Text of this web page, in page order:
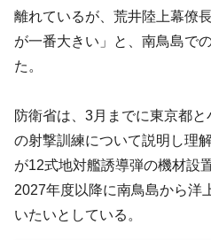
離れているが、荒井陸上幕僚
が一番大きい」と、南鳥島で
た。
防衛省は、3月までに東京都
の射撃訓練について説明し理
が12式地対艦誘導弾の機材設
2027年度以降に南鳥島から洋
いたいとしている。